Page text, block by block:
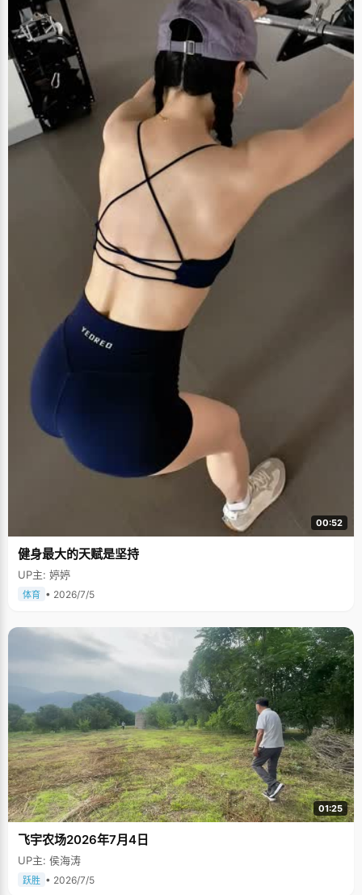
00:52
健身最大的天赋是坚持
UP主: 婷婷
体育 • 2026/7/5
01:25
飞宇农场2026年7月4日
UP主: 侯海涛
跃胜 • 2026/7/5